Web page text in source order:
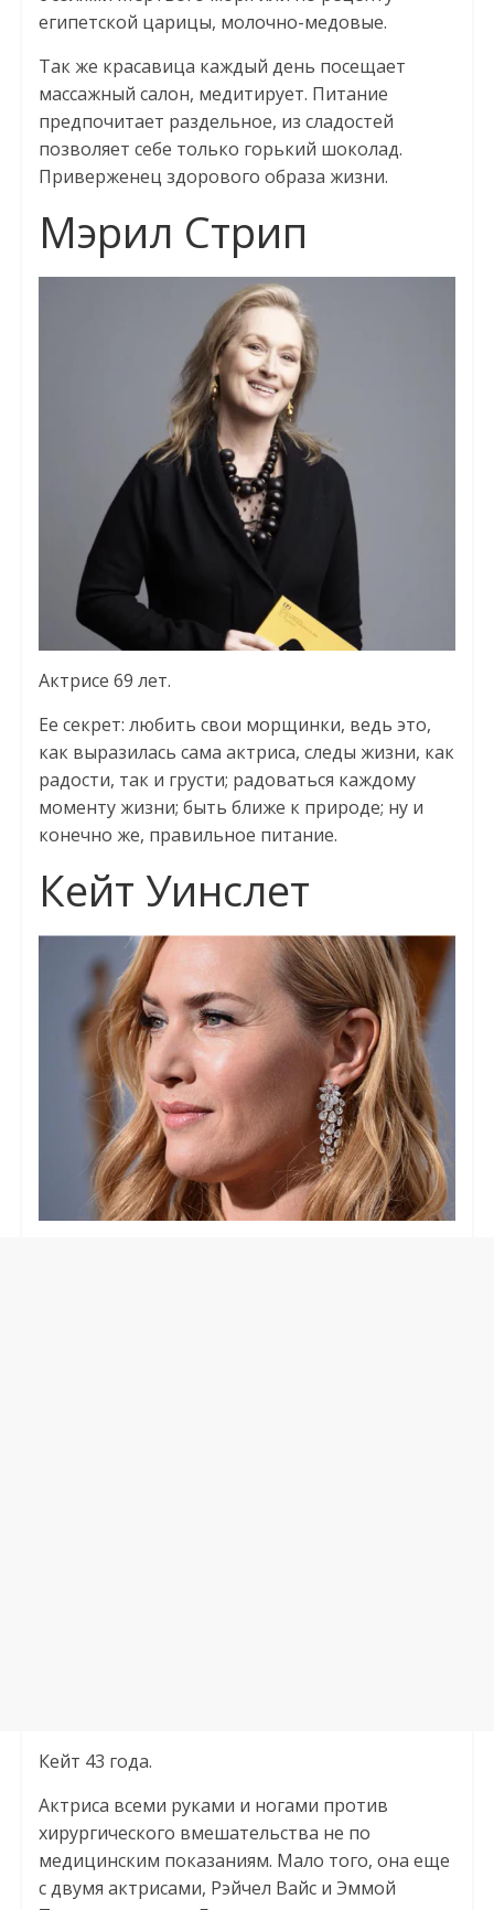
египетской царицы, молочно-медовые.
Так же красавица каждый день посещает
массажный салон, медитирует. Питание
предпочитает раздельное, из сладостей
позволяет себе только горький шоколад.
Приверженец здорового образа жизни.
Мэрил Стрип
Актрисе 69 лет.
Ее секрет: любить свои морщинки, ведь это,
как выразилась сама актриса, следы жизни, как
радости, так и грусти; радоваться каждому
моменту жизни; быть ближе к природе; ну и
конечно же, правильное питание.
Кейт Уинслет
Кейт 43 года.
Актриса всеми руками и ногами против
хирургического вмешательства не по
медицинским показаниям. Мало того, она еще
с двумя актрисами, Рэйчел Вайс и Эммой